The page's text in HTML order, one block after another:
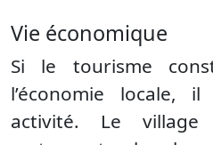
Vie économique
Si le tourisme
l’économie locale, il
activité. Le village